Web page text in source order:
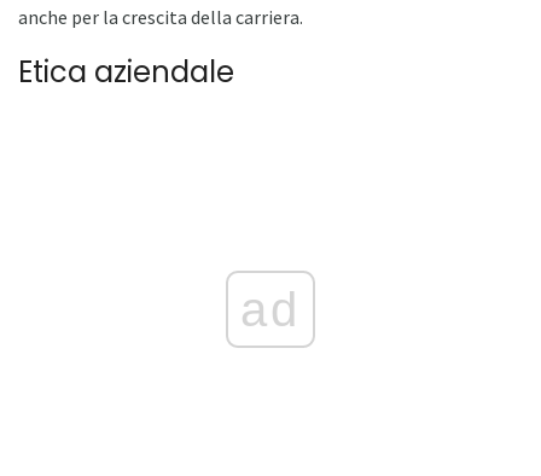
anche per la crescita della carriera.
Etica aziendale
ad